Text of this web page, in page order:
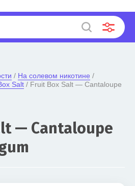
/ На солевом никотине
Salt / Fruit Box Salt — Cantaloupe
— Cantaloupe